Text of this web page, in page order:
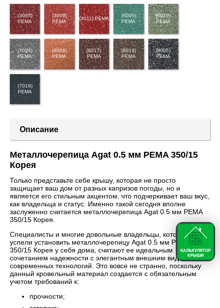
(3005)
PEMA
(3009)
PEMA
(3011) PEMA
(6005)
PEMA
(6020)
PEMA
(7024)
PEMA
(8004)
PEMA
(8017)
PEMA
(8019)
PEMA
(9005)
PEMA
(7016)
PEMA
Описание
Металлочерепица Agat 0.5 мм PEMA 350/15
Корея
Только представьте себе крышу, которая не просто
защищает ваш дом от разных капризов погоды, но и
является его стильным акцентом, что подчеркивает ваш вкус,
как владельца и статус. Именно такой сегодня вполне
заслуженно считается металлочерепица Agat 0.5 мм PEMA
350/15 Корея.
Специалисты и многие довольные владельцы, которые уже
успели установить металлочерепицу Agat 0.5 мм PEMA
350/15 Корея у себя дома, считают ее идеальным
сочетанием надежности с элегантным внешним видом и
современных технологий. Это вовсе не странно, поскольку
данный кровельный материал создается с обязательным
учетом требований к:
прочности;